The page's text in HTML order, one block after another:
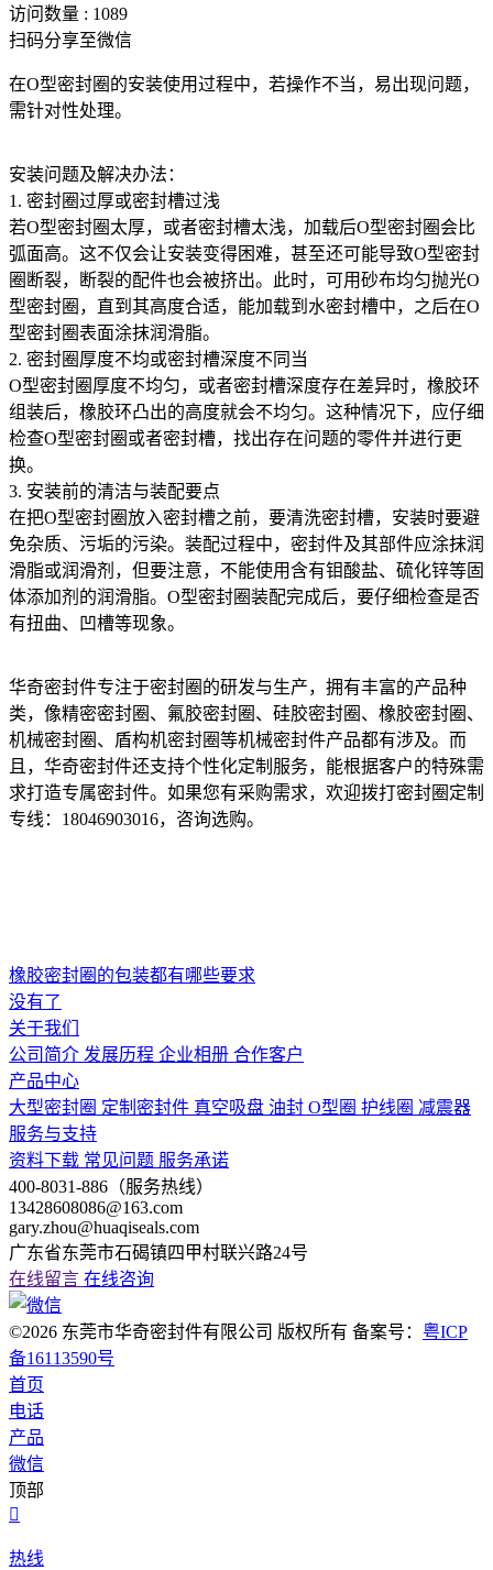
访问数量 : 1089
扫码分享至微信
在O型密封圈的安装使用过程中，若操作不当，易出现问题，
需针对性处理。
安装问题及解决办法：
1. 密封圈过厚或密封槽过浅
若O型密封圈太厚，或者密封槽太浅，加载后O型密封圈会比
弧面高。这不仅会让安装变得困难，甚至还可能导致O型密封
圈断裂，断裂的配件也会被挤出。此时，可用砂布均匀抛光O
型密封圈，直到其高度合适，能加载到水密封槽中，之后在O
型密封圈表面涂抹润滑脂。
2. 密封圈厚度不均或密封槽深度不同当
O型密封圈厚度不均匀，或者密封槽深度存在差异时，橡胶环
组装后，橡胶环凸出的高度就会不均匀。这种情况下，应仔细
检查O型密封圈或者密封槽，找出存在问题的零件并进行更
换。
3. 安装前的清洁与装配要点
在把O型密封圈放入密封槽之前，要清洗密封槽，安装时要避
免杂质、污垢的污染。装配过程中，密封件及其部件应涂抹润
滑脂或润滑剂，但要注意，不能使用含有钼酸盐、硫化锌等固
体添加剂的润滑脂。O型密封圈装配完成后，要仔细检查是否
有扭曲、凹槽等现象。
华奇密封件专注于密封圈的研发与生产，拥有丰富的产品种
类，像精密密封圈、氟胶密封圈、硅胶密封圈、橡胶密封圈、
机械密封圈、盾构机密封圈等机械密封件产品都有涉及。而
且，华奇密封件还支持个性化定制服务，能根据客户的特殊需
求打造专属密封件。如果您有采购需求，欢迎拨打密封圈定制
专线：18046903016，咨询选购。
橡胶密封圈的包装都有哪些要求
没有了
关于我们
公司简介 发展历程 企业相册 合作客户
产品中心
大型密封圈 定制密封件 真空吸盘 油封 O型圈 护线圈 减震器
服务与支持
资料下载 常见问题 服务承诺
400-8031-886（服务热线）
13428608086@163.com
gary.zhou@huaqiseals.com
广东省东莞市石碣镇四甲村联兴路24号
在线留言 在线咨询
©2026 东莞市华奇密封件有限公司 版权所有 备案号： 粤ICP
备16113590号
首页
电话
产品
微信
顶部

热线